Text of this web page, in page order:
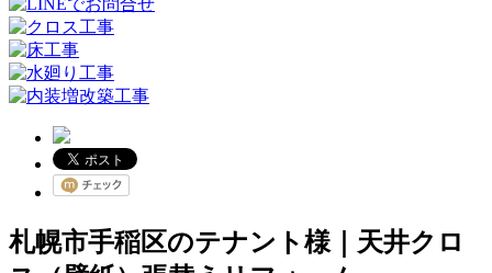
札幌市手稲区のテナント様｜天井クロ